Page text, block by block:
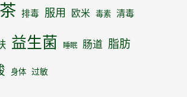
排毒 服用 欧米 毒素 清毒
益生菌 睡眠 肠道 脂肪
身体 过敏